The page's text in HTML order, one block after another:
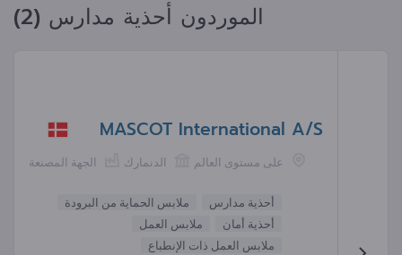
الموردون أحذية مدارس (2)
MASCOT International A/S
الجهة المصنعة الدنمارك على مستوى العالم
أحذية مدارس
ملابس الحماية من البرودة
أحذية أمان
ملابس العمل
ملابس العمل ذات الإنطباع